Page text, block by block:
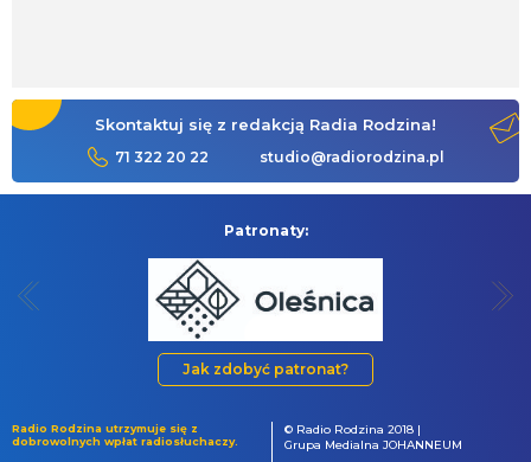
Skontaktuj się z redakcją Radia Rodzina!
71 322 20 22 studio@radiorodzina.pl
Patronaty:
Jak zdobyć patronat?
Radio Rodzina utrzymuje się z
dobrowolnych wpłat radiosłuchaczy.
© Radio Rodzina 2018 |
Grupa Medialna JOHANNEUM